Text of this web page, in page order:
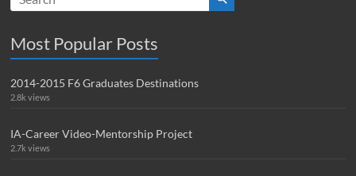
Most Popular Posts
2014-2015 F6 Graduates Destinations
2.8k views
IA-Career Video-Mentorship Project
2.7k views